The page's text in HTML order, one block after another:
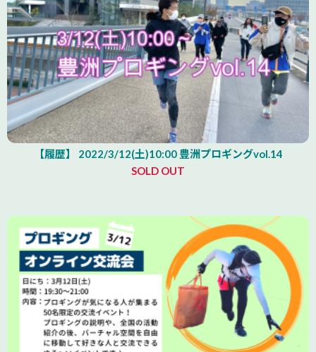
【履歴】 2022/3/12(土)10:00 豊洲プロギングvol.14
SOLD OUT